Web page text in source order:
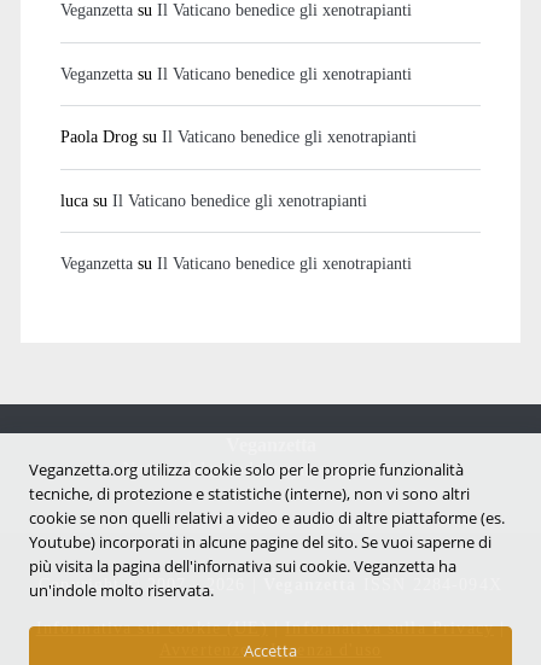
Veganzettasu Il Vaticano benedice gli xenotrapianti
Veganzettasu Il Vaticano benedice gli xenotrapianti
Paola Drogsu Il Vaticano benedice gli xenotrapianti
lucasu Il Vaticano benedice gli xenotrapianti
Veganzettasu Il Vaticano benedice gli xenotrapianti
Notizie dal mondo vegan e antispecista
Copyright © 2007 - 2026 |
Informativa sui cookie (UE)|Informativa sulla Privacy|
Avvertenze e Licenza d'uso
Veganzetta.org utilizza cookie solo per le proprie funzionalità
tecniche, di protezione e statistiche (interne), non vi sono altri
cookie se non quelli relativi a video e audio di altre piattaforme (es.
Youtube) incorporati in alcune pagine del sito. Se vuoi saperne di
più visita la pagina dell'infornativa sui cookie. Veganzetta ha
un'indole molto riservata.
Accetta